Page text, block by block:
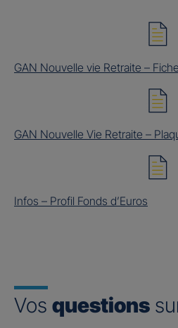
GAN Nouvelle vie Retraite –
GAN Nouvelle Vie Retraite –
Infos – Profil Fonds d’Euros
Vos questions